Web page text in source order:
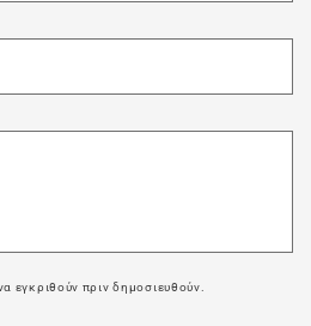
εγκριθούν πριν δημοσιευθούν.